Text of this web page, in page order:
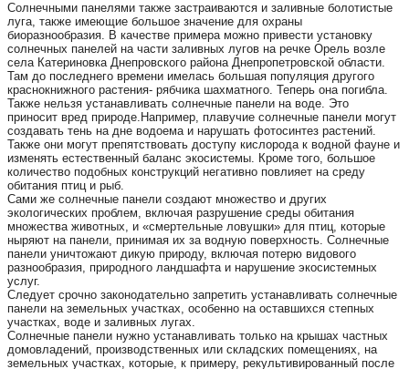
Солнечными панелями также застраиваются и заливные болотистые
луга, также имеющие большое значение для охраны
биоразнообразия. В качестве примера можно привести установку
солнечных панелей на части заливных лугов на речке Орель возле
села Катериновка Днепровского района Днепропетровской области.
Там до последнего времени имелась большая популяция другого
краснокнижного растения- рябчика шахматного. Теперь она погибла.
Также нельзя устанавливать солнечные панели на воде. Это
приносит вред природе.Например, плавучие солнечные панели могут
создавать тень на дне водоема и нарушать фотосинтез растений.
Также они могут препятствовать доступу кислорода к водной фауне и
изменять естественный баланс экосистемы. Кроме того, большое
количество подобных конструкций негативно повлияет на среду
обитания птиц и рыб.
Сами же солнечные панели создают множество и других
экологических проблем, включая разрушение среды обитания
множества животных, и «смертельные ловушки» для птиц, которые
ныряют на панели, принимая их за водную поверхность. Солнечные
панели уничтожают дикую природу, включая потерю видового
разнообразия, природного ландшафта и нарушение экосистемных
услуг.
Следует срочно законодательно запретить устанавливать солнечные
панели на земельных участках, особенно на оставшихся степных
участках, воде и заливных лугах.
Солнечные панели нужно устанавливать только на крышах частных
домовладений, производственных или складских помещениях, на
земельных участках, которые, к примеру, рекультивированный после